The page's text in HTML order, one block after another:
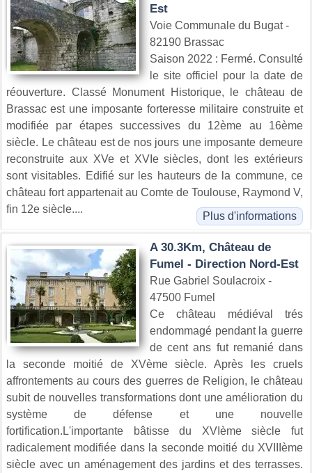
Est
Voie Communale du Bugat -
82190 Brassac
Saison 2022 : Fermé. Consulté
le site officiel pour la date de
réouverture. Classé Monument Historique, le château de
Brassac est une imposante forteresse militaire construite et
modifiée par étapes successives du 12ème au 16ème
siècle. Le château est de nos jours une imposante demeure
reconstruite aux XVe et XVIe siècles, dont les extérieurs
sont visitables. Edifié sur les hauteurs de la commune, ce
château fort appartenait au Comte de Toulouse, Raymond V,
fin 12e siècle....
Plus d'informations
A 30.3Km, Château de
Fumel - Direction Nord-Est
Rue Gabriel Soulacroix -
47500 Fumel
Ce château médiéval trés
endommagé pendant la guerre
de cent ans fut remanié dans
la seconde moitié de XVème siècle. Après les cruels
affrontements au cours des guerres de Religion, le château
subit de nouvelles transformations dont une amélioration du
système de défense et une nouvelle
fortification.L'importante bâtisse du XVIème siècle fut
radicalement modifiée dans la seconde moitié du XVIIIème
siècle avec un aménagement des jardins et des terrasses.